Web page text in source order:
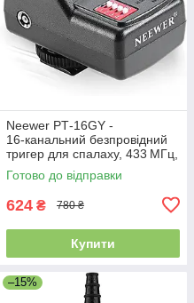
Neewer PT‑16GY -
16‑канальний безпровідний
тригер для спалаху, 433 МГц,
синхронізація до 1/250 с,
радіус 30 м
Готово до відправки
624 ₴ 780 ₴
Купити
–15%